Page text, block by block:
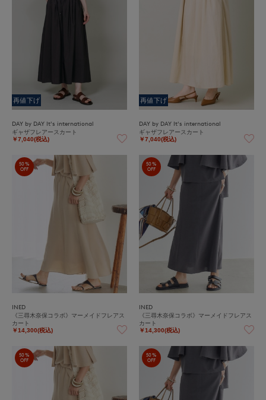
再値下げ
DAY by DAY It's international
ギャザフレアースカート
￥7,040(税込)
再値下げ
DAY by DAY It's international
ギャザフレアースカート
￥7,040(税込)
50%
OFF
INED
《三尋木奈保コラボ》マーメイドフレアス
カート
￥14,300(税込)
50%
OFF
INED
《三尋木奈保コラボ》マーメイドフレアス
カート
￥14,300(税込)
50%
OFF
50%
OFF